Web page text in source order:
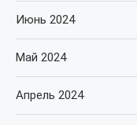
Июнь 2024
Май 2024
Апрель 2024